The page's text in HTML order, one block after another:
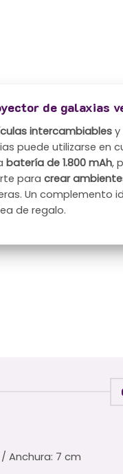
de galaxias
intercambiablesy
puede utilizarse en
batería de 1.800 mAh,
para crear
Un complemento
de regalo.
Anchura: 7 cm